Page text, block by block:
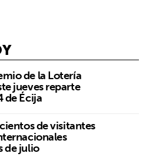
de la Lotería
jueves reparte
de Écija
de visitantes
de julio